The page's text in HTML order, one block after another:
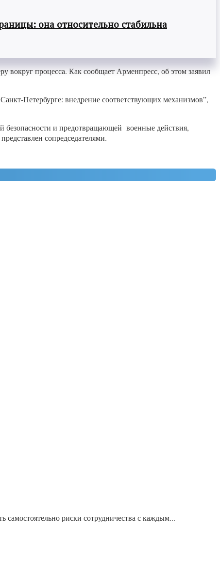
она относительно стабильна
вокруг процесса. Как сообщает Арменпресс, об этом заявил
Петербурге: внедрение соответствующих механизмов”,
безопасности и предотвращающей военные действия,
сопредседателями.
самостоятельно риски сотрудничества с каждым...